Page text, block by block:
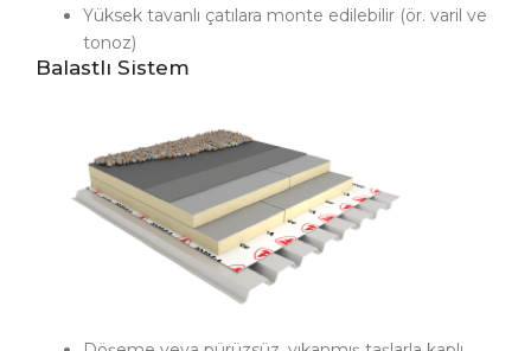
Yüksek tavanlı çatılara monte edilebilir (ör. varil ve
tonoz)
Balastlı Sistem